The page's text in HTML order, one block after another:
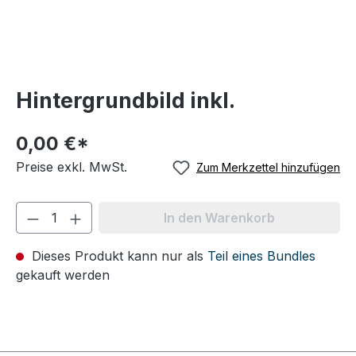
Hintergrundbild inkl.
0,00 €*
Preise exkl. MwSt. Zum Merkzettel hinzufügen
In den Warenkorb
Dieses Produkt kann nur als Teil eines Bundles
gekauft werden